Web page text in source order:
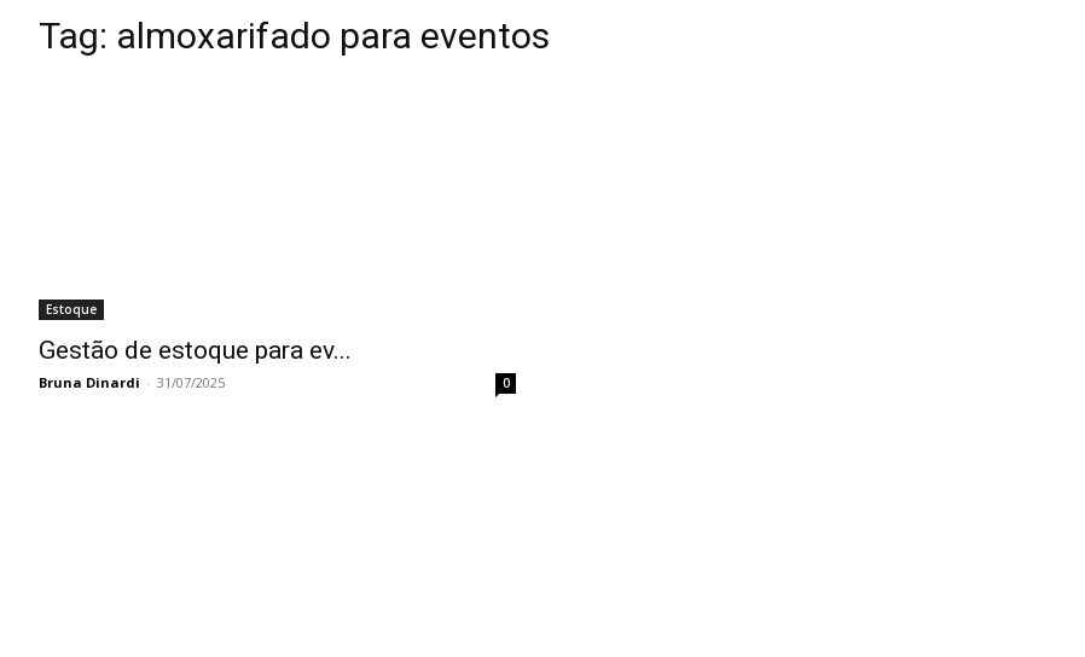
Tag: almoxarifado para eventos
Estoque
Gestão de estoque para ev...
Bruna Dinardi - 31/07/2025 0